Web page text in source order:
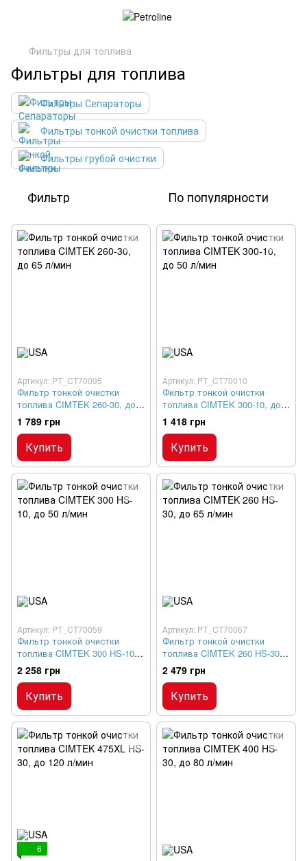
Фильтры для топлива
Фильтры для топлива
Фильтры Сепараторы
Фильтры тонкой очистки топлива
Фильтры грубой очистки
Фильтр По популярности
Артикул: PT_CT70095
Фильтр тонкой очистки
топлива CIMTEK 260-30, до
65 л/мин
1 789 грн
Купить
Артикул: PT_CT70010
Фильтр тонкой очистки
топлива CIMTEK 300-10, до
50 л/мин
1 418 грн
Купить
Артикул: PT_CT70059
Фильтр тонкой очистки
топлива CIMTEK 300 HS-10,
до 50 л/мин
2 258 грн
Купить
Артикул: PT_CT70067
Фильтр тонкой очистки
топлива CIMTEK 260 HS-30,
до 65 л/мин
2 479 грн
Купить
6